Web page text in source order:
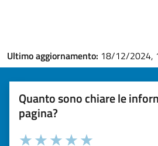
Ultimo aggiornamento: 18/12/2024,
Quanto sono chiare le
pagina?
Valuta la chiarezza delle informazioni (da
Seleziona il numero di stelle per